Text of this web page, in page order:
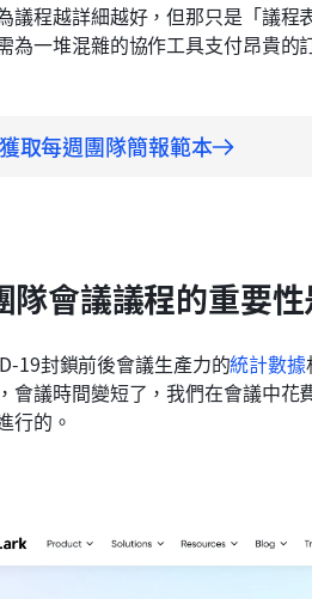
議程越詳細越好，但那只是「議
為一堆混雜的協作工具支付昂貴的
取每週團隊簡報範本
隊會議議程的重要性
19封鎖前後會議生產力的統計數據
會議時間變短了，我們在會議中
行的。